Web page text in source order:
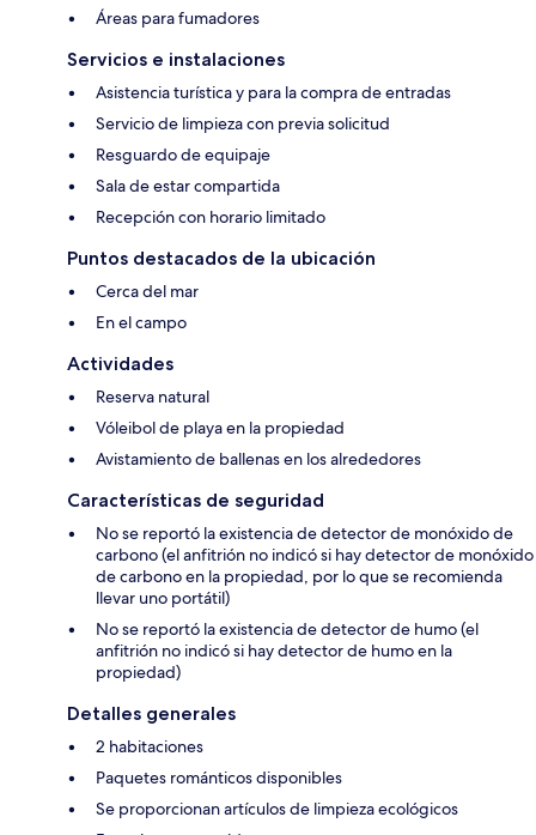
Áreas para fumadores
Servicios e instalaciones
Asistencia turística y para la compra de entradas
Servicio de limpieza con previa solicitud
Resguardo de equipaje
Sala de estar compartida
Recepción con horario limitado
Puntos destacados de la ubicación
Cerca del mar
En el campo
Actividades
Reserva natural
Vóleibol de playa en la propiedad
Avistamiento de ballenas en los alrededores
Características de seguridad
No se reportó la existencia de detector de monóxido de
carbono (el anfitrión no indicó si hay detector de monóxido
de carbono en la propiedad, por lo que se recomienda
llevar uno portátil)
No se reportó la existencia de detector de humo (el
anfitrión no indicó si hay detector de humo en la
propiedad)
Detalles generales
2 habitaciones
Paquetes románticos disponibles
Se proporcionan artículos de limpieza ecológicos